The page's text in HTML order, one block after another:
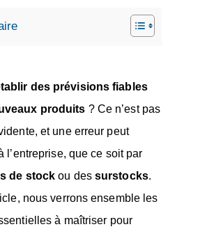
des prévisions fiables
produits ? Ce n’est pas
et une erreur peut
l’entreprise, que ce soit par
de stock ou des surstocks.
nous verrons ensemble les
à maîtriser pour